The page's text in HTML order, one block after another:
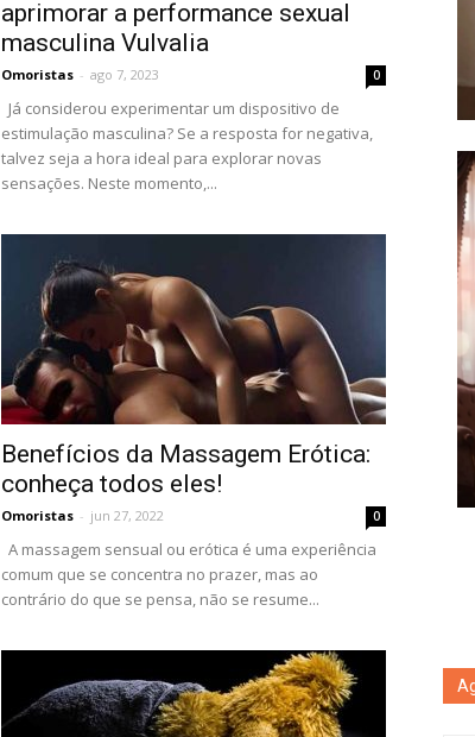
aprimorar a performance sexual
masculina Vulvalia
Omoristas - ago 7, 2023 0
Já considerou experimentar um dispositivo de
estimulação masculina? Se a resposta for negativa,
talvez seja a hora ideal para explorar novas
sensações. Neste momento,...
Benefícios da Massagem Erótica:
conheça todos eles!
Omoristas - jun 27, 2022 0
A massagem sensual ou erótica é uma experiência
comum que se concentra no prazer, mas ao
contrário do que se pensa, não se resume...